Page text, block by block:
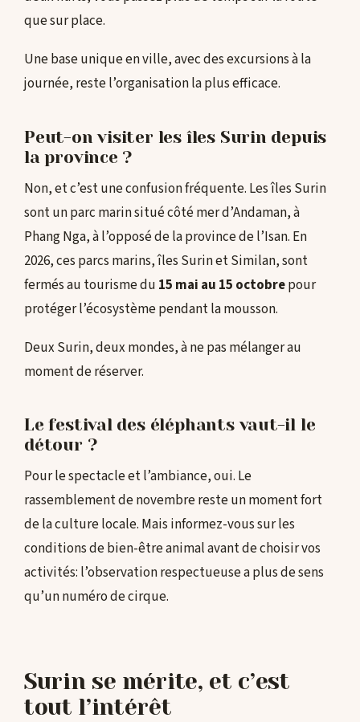
que sur place.
Une base unique en ville, avec des excursions à la
journée, reste l’organisation la plus efficace.
Peut-on visiter les îles Surin depuis
la province ?
Non, et c’est une confusion fréquente. Les îles Surin
sont un parc marin situé côté mer d’Andaman, à
Phang Nga, à l’opposé de la province de l’Isan. En
2026, ces parcs marins, îles Surin et Similan, sont
fermés au tourisme du 15 mai au 15 octobrepour
protéger l’écosystème pendant la mousson.
Deux Surin, deux mondes, à ne pas mélanger au
moment de réserver.
Le festival des éléphants vaut-il le
détour ?
Pour le spectacle et l’ambiance, oui. Le
rassemblement de novembre reste un moment fort
de la culture locale. Mais informez-vous sur les
conditions de bien-être animal avant de choisir vos
activités: l’observation respectueuse a plus de sens
qu’un numéro de cirque.
Surin se mérite, et c’est
tout l’intérêt